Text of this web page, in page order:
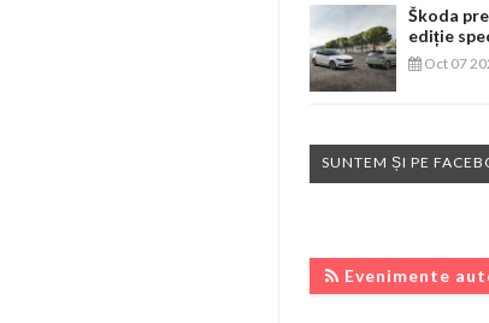
Škoda
ediție
Oct 07
SUNTEM ȘI PE
Evenimente